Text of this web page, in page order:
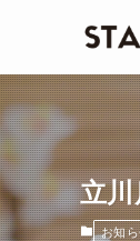
立
お知